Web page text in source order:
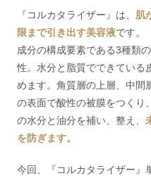
『コルカタライザー』は、 肌
限まで引き出す美容液です。
成分の構成要素である3種類
性。水分と脂質でできている
めます。角質層の上層、中間
の表面で酸性の被膜をつくり
の水分と油分を補い、整え、
を防ぎます。
今回、『コルカタライザー』